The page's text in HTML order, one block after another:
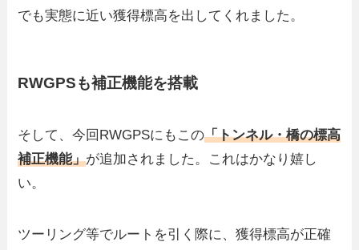
でも実態に近い獲得標高を出してくれました。
RWGPSも補正機能を搭載
そして、今回RWGPSにもこの「トンネル・橋の標高
補正機能」が追加されました。これはかなり嬉し
い。
ツーリング等でルートを引く際に、獲得標高が正確